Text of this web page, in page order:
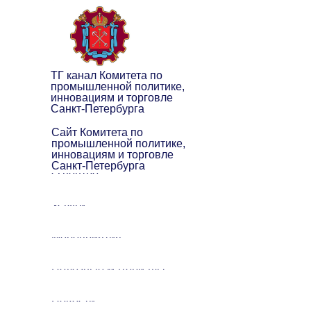
О центре
Услуги
Мероприятия
Полезные материалы
Новости
ТГ канал Комитета по
промышленной политике,
инновациям и торговле
Санкт-Петербурга
Сайт Комитета по
промышленной политике,
инновациям и торговле
Санкт-Петербурга